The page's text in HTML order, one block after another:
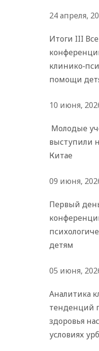
24 апреля,
Итоги III
помощи
10 июня,
Молодые
выступили
Китае
09 июня,
Первый
детям
05 июня,
Аналитика
тенденций
здоровья
условиях